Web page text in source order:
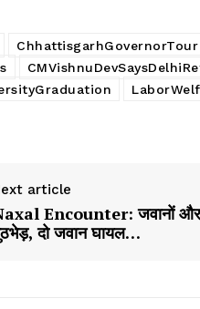
ChhattisgarhGovernorTour
article
Encounter: जवानों और
दो जवान घायल…